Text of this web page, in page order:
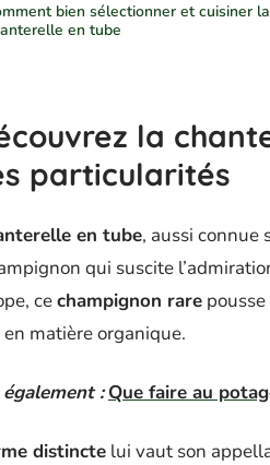
bien sélectionner et cuisiner la
en tube
la
particularités
en tube, aussi connue
qui suscite
cechampignon rare
en matière organique.
: Que faire au
distincte lui vaut son